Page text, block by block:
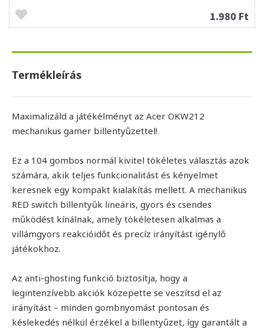
1.980 Ft
Termékleírás
Maximalizáld a játékélményt az Acer OKW212
mechanikus gamer billentyűzettel!
Ez a 104 gombos normál kivitel tökéletes választás azok
számára, akik teljes funkcionalitást és kényelmet
keresnek egy kompakt kialakítás mellett. A mechanikus
RED switch billentyűk lineáris, gyors és csendes
működést kínálnak, amely tökéletesen alkalmas a
villámgyors reakcióidőt és precíz irányítást igénylő
játékokhoz.
Az anti-ghosting funkció biztosítja, hogy a
legintenzívebb akciók közepette se veszítsd el az
irányítást – minden gombnyomást pontosan és
késlekedés nélkül érzékel a billentyűzet, így garantált a